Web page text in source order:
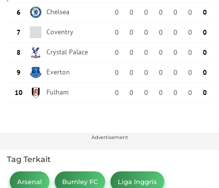
Advertisement
Tag Terkait
Arsenal Burnley FC Liga Inggris